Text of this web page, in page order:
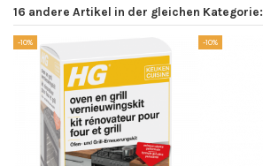
16 andere Artikel in der gleichen Kategorie:
-10% -10%